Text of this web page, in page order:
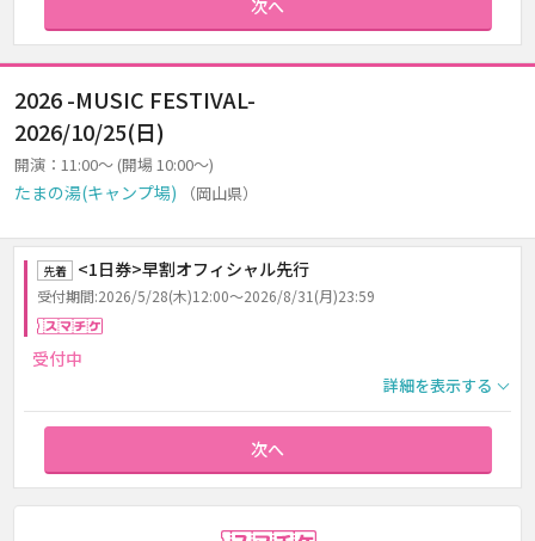
次へ
2026 -MUSIC FESTIVAL-
2026/10/25(日)
開演：11:00～ (開場 10:00～)
たまの湯(キャンプ場) （岡山県）
先着 <1日券>早割オフィシャル先行
受付期間:2026/5/28(木)12:00～2026/8/31(月)23:59
受付中
詳細を表示する
次へ